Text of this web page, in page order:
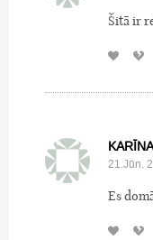
Šitā ir
KARĪNA
21.Jūn,
Es